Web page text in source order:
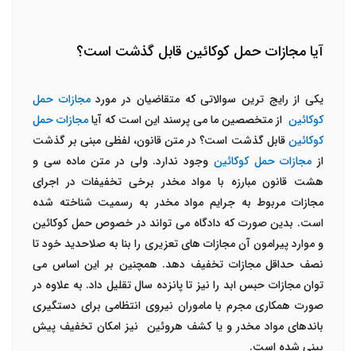
آیا مجازات حمل کوکائین قابل گذشت است؟
یکی از رایج ترین سوالاتی که متقاضیان در موردمجازات حمل
کوکائین از متخصصین ما می پرسند این است که آیامجازات حمل
کوکائینقابل گذشت است؟ در متن قانون، لفظی مبنی بر گذشت
از مجازات حمل کوکائین وجود ندارد. ولی در متن ماده سی و
هشت قانون مبارزه با مواد مخدر برخی تخفیفات در اجرای
مجازات مربوط به جرایم مواد مخدر به رسمیت شناخته شده
است. بدین صورت که دادگاه می تواند در خصوص حمل کوکائین
و موارد پیرامون آن مجازات های تعزیری را بنا به صلاحدید خود تا
نصف حداقل مجازات تخفیف دهد. همچنین بر این اساس می
توان مجازات حبس ابد را نیز تا پانزده سال تقلیل داد. به علاوه در
صورت همکاری مجرم با ماموران نیروی انتظامی برای دستگیری
باندهای مواد مخدر و یا کشف هروئین نیز امکان تخفیف پیش
بینی شده است.